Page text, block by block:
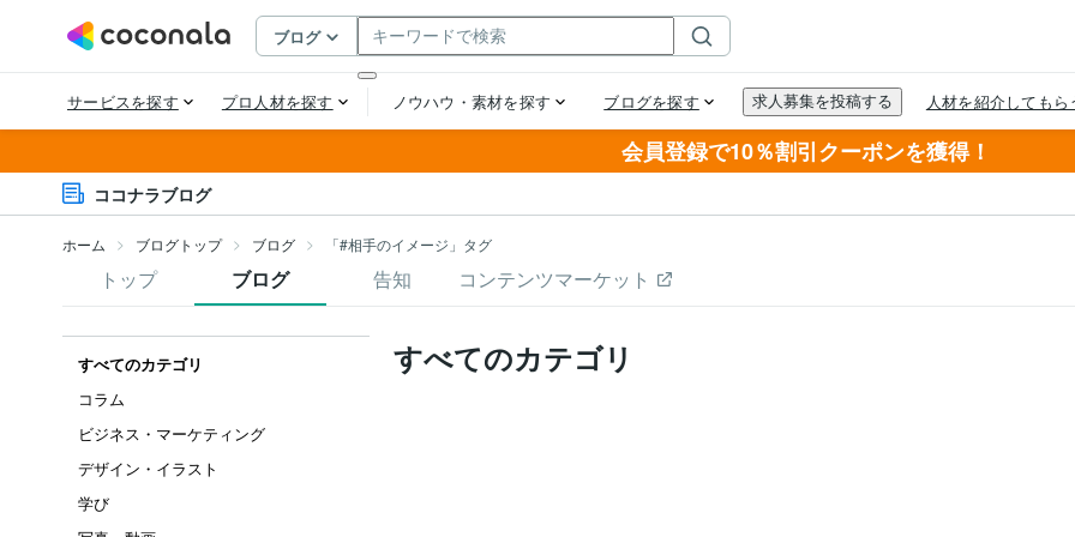
会員登録で10％割引クーポンを獲得！
ココナラブログ
ホーム ブログトップ ブログ 「#相手のイメージ」タグ
トップ ブログ 告知 コンテンツマーケット
すべてのカテゴリ
コラム
ビジネス・マーケティング
デザイン・イラスト
学び
すべてのカテゴリ